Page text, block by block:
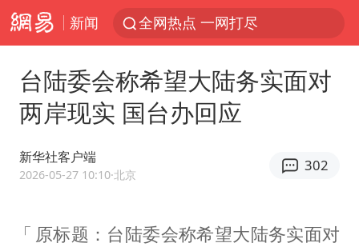
新闻 全网热点 一网打尽
台陆委会称希望大陆务实面对
两岸现实 国台办回应
新华社客户端
2026-05-27 10:10·北京
302
原标题：台陆委会称希望大陆务实面对